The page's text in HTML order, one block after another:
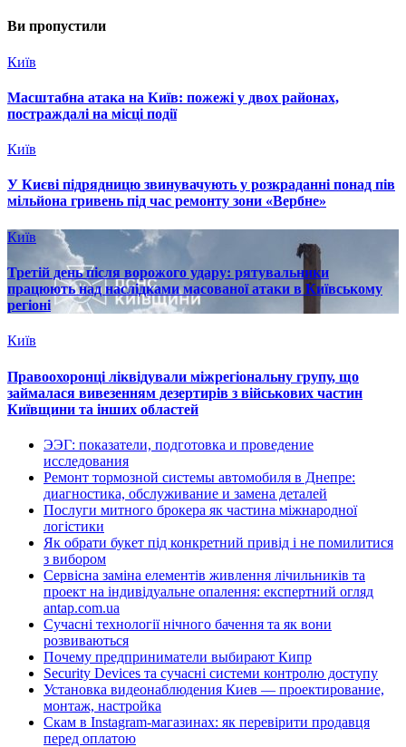
Ви пропустили
Київ
Масштабна атака на Київ: пожежі у двох районах,
постраждалі на місці події
Київ
У Києві підрядницю звинувачують у розкраданні понад пів
мільйона гривень під час ремонту зони «Вербне»
Київ
Третій день після ворожого удару: рятувальники
працюють над наслідками масованої атаки в Київському
регіоні
Київ
Правоохоронці ліквідували міжрегіональну групу, що
займалася вивезенням дезертирів з військових частин
Київщини та інших областей
ЭЭГ: показатели, подготовка и проведение
исследования
Ремонт тормозной системы автомобиля в Днепре:
диагностика, обслуживание и замена деталей
Послуги митного брокера як частина міжнародної
логістики
Як обрати букет під конкретний привід і не помилитися
з вибором
Сервісна заміна елементів живлення лічильників та
проект на індивідуальне опалення: експертний огляд
antap.com.ua
Сучасні технології нічного бачення та як вони
розвиваються
Почему предприниматели выбирают Кипр
Security Devices та сучасні системи контролю доступу
Установка видеонаблюдения Киев — проектирование,
монтаж, настройка
Скам в Instagram-магазинах: як перевірити продавця
перед оплатою